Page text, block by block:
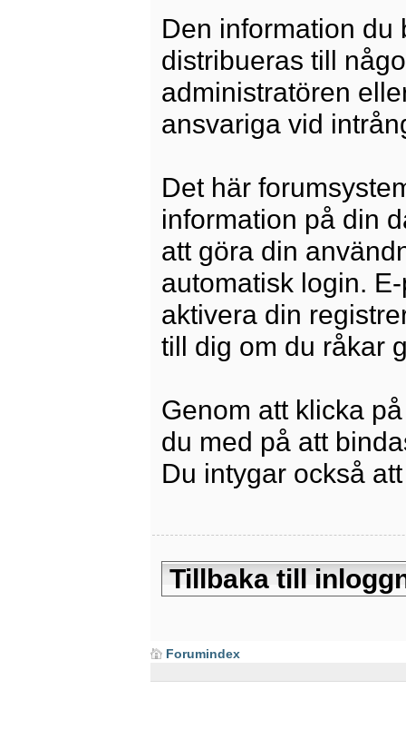
Den information du
distribueras till
administratören
ansvariga vid
Det här
information på din
att göra din
automatisk login.
aktivera din
till dig om du råkar
Genom att klicka
du med på att
Du intygar också
Tillbaka till
Forumindex